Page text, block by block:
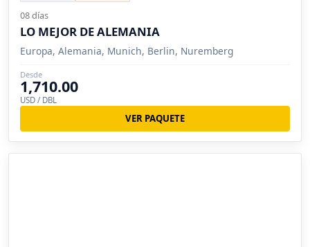
08 días
LO MEJOR DE ALEMANIA
Europa, Alemania, Munich, Berlin, Nuremberg
Desde
1,710.00
USD / DBL
VER PAQUETE